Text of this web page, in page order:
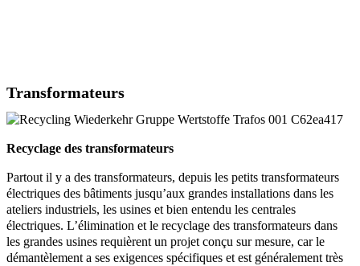
Transformateurs
Recyclage des transformateurs
Partout il y a des transformateurs, depuis les petits transformateurs
électriques des bâtiments jusqu’aux grandes installations dans les
ateliers industriels, les usines et bien entendu les centrales
électriques. L’élimination et le recyclage des transformateurs dans
les grandes usines requièrent un projet conçu sur mesure, car le
démantèlement a ses exigences spécifiques et est généralement très